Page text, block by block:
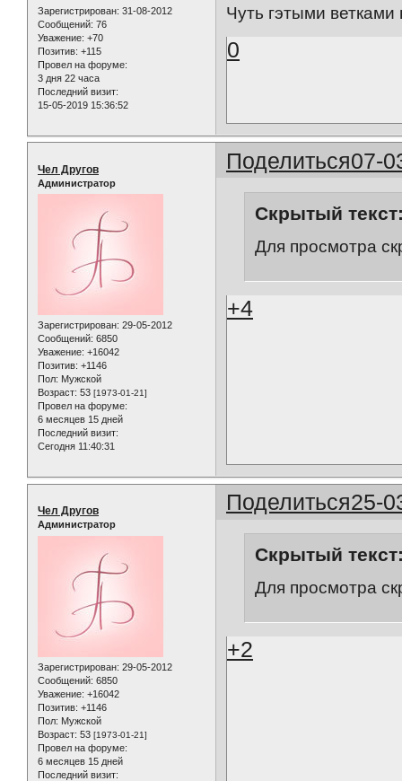
Зарегистрирован: 31-08-2012
Сообщений: 76
Уважение: +70
Позитив: +115
Провел на форуме:
3 дня 22 часа
Последний визит:
15-05-2019 15:36:52
Чуть гэтыми
0
Поделиться07-
Чел Другов
Администратор
Зарегистрирован: 29-05-2012
Сообщений: 6850
Уважение: +16042
Позитив: +1146
Пол: Мужской
Возраст: 53 [1973-01-21]
Провел на форуме:
6 месяцев 15 дней
Последний визит:
Сегодня 11:40:31
Скрытый
Для просмотра
+4
Поделиться25-
Чел Другов
Администратор
Зарегистрирован: 29-05-2012
Сообщений: 6850
Уважение: +16042
Позитив: +1146
Пол: Мужской
Возраст: 53 [1973-01-21]
Провел на форуме:
6 месяцев 15 дней
Последний визит:
Скрытый
Для просмотра
+2